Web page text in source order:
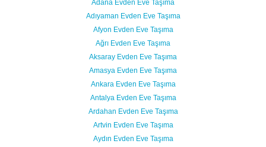
Adana Evden Eve Taşıma
Adıyaman Evden Eve Taşıma
Afyon Evden Eve Taşıma
Ağrı Evden Eve Taşıma
Aksaray Evden Eve Taşıma
Amasya Evden Eve Taşıma
Ankara Evden Eve Taşıma
Antalya Evden Eve Taşıma
Ardahan Evden Eve Taşıma
Artvin Evden Eve Taşıma
Aydın Evden Eve Taşıma